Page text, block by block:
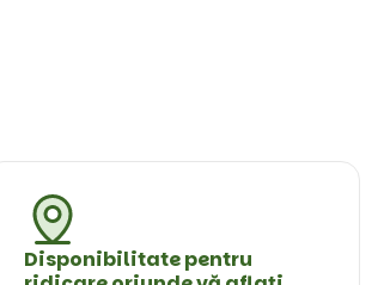
Disponibilitate pentru